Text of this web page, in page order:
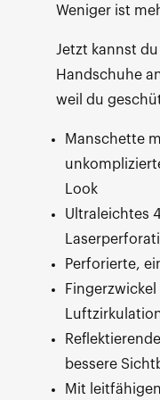
Weniger ist
Jetzt kannst
Handschuhe
weil du
Manschette
Look
Ultraleichtes
Perforierte,
bessere
Mit